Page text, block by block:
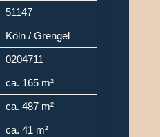
51147
Köln / Grengel
0204711
ca. 165 m²
ca. 487 m²
ca. 41 m²